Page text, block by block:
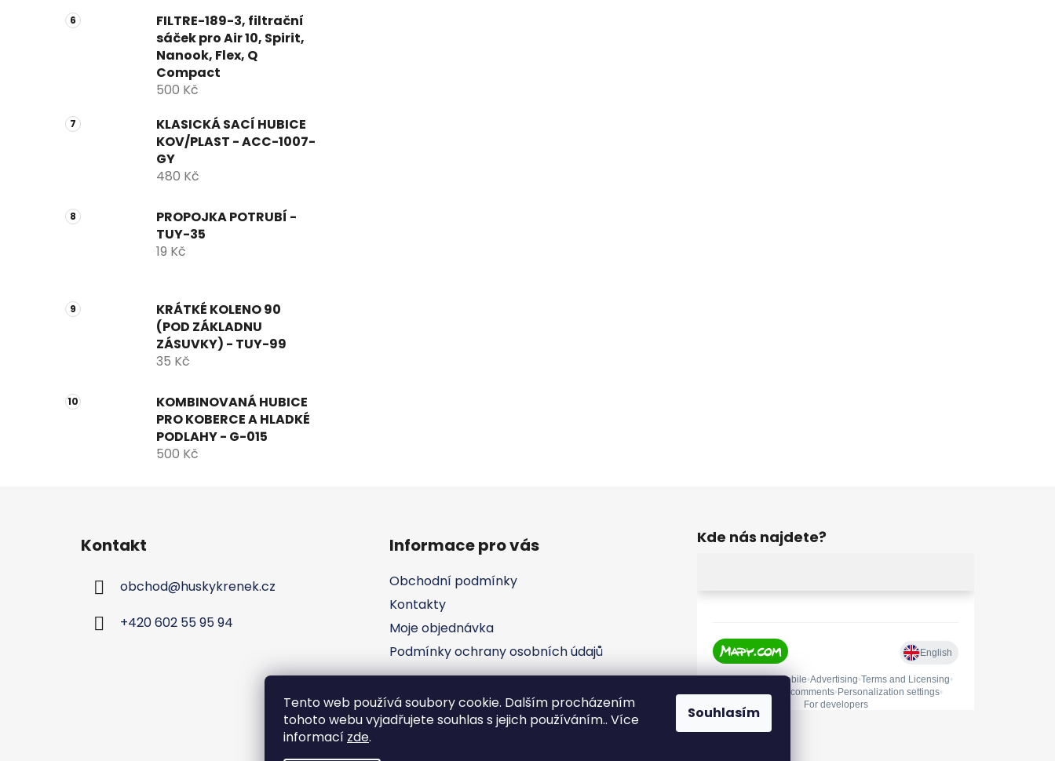
Tento web používá soubory cookie. Dalším procházením
tohoto webu vyjadřujete souhlas s jejich používáním.. Více
informací zde.
Souhlasím
FILTRE-189-3, filtrační
sáček pro Air 10, Spirit,
Nanook, Flex, Q
Compact
500 Kč
KLASICKÁ SACÍ HUBICE
KOV/PLAST - ACC-1007-
GY
480 Kč
PROPOJKA POTRUBÍ -
TUY-35
19 Kč
KRÁTKÉ KOLENO 90
(POD ZÁKLADNU
ZÁSUVKY) - TUY-99
35 Kč
KOMBINOVANÁ HUBICE
PRO KOBERCE A HLADKÉ
PODLAHY - G-015
500 Kč
Kontakt
obchod@huskykrenek.cz
+420 602 55 95 94
Informace pro vás
Obchodní podmínky
Kontakty
Moje objednávka
Podmínky ochrany osobních údajů
Kde nás najdete?